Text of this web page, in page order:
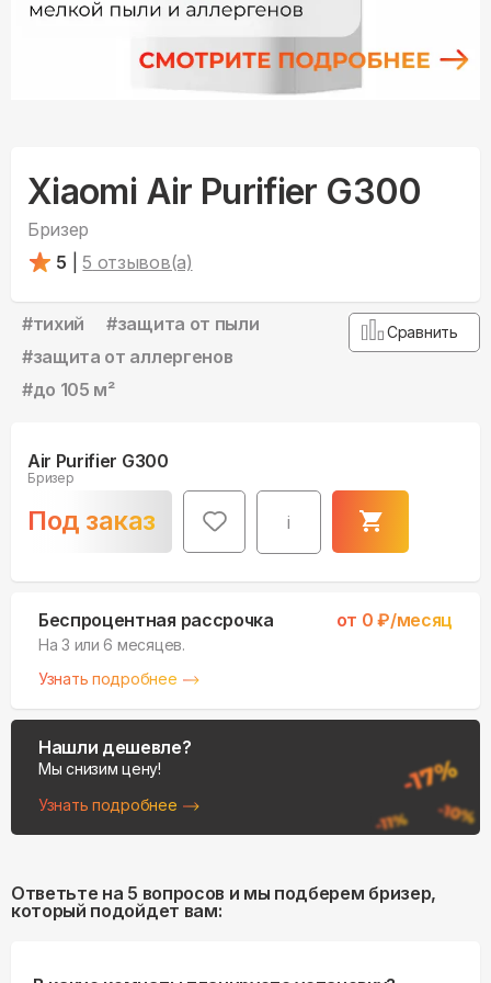
Xiaomi Air Purifier G300
Бризер
5
5 отзывов(а)
#тихий #защита от пыли
#защита от аллергенов
#до 105 м²
Сравнить
Air Purifier G300
Бризер
Под заказ i
Беспроцентная рассрочка от 0 ₽/месяц
На 3 или 6 месяцев.
Узнать подробнее
Нашли дешевле?
Мы снизим цену!
Узнать подробнее
Ответьте на 5 вопросов и мы подберем бризер,
который подойдет вам: